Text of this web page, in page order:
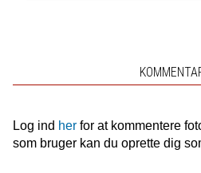
Log ind herfor at kommentere
som bruger kan du oprette dig